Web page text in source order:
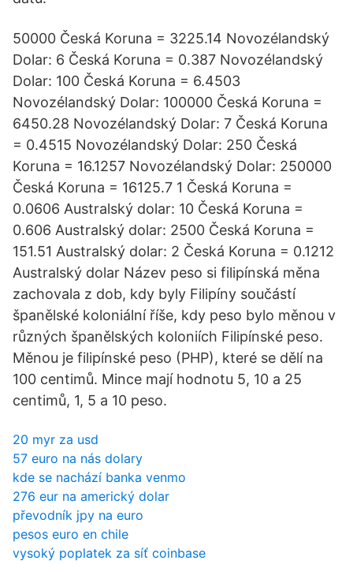
50000 Česká Koruna = 3225.14 Novozélandský
Dolar: 6 Česká Koruna = 0.387 Novozélandský
Dolar: 100 Česká Koruna = 6.4503
Novozélandský Dolar: 100000 Česká Koruna =
6450.28 Novozélandský Dolar: 7 Česká Koruna
= 0.4515 Novozélandský Dolar: 250 Česká
Koruna = 16.1257 Novozélandský Dolar: 250000
Česká Koruna = 16125.7 1 Česká Koruna =
0.0606 Australský dolar: 10 Česká Koruna =
0.606 Australský dolar: 2500 Česká Koruna =
151.51 Australský dolar: 2 Česká Koruna = 0.1212
Australský dolar Název peso si filipínská měna
zachovala z dob, kdy byly Filipíny součástí
španělské koloniální říše, kdy peso bylo měnou v
různých španělských koloniích Filipínské peso.
Měnou je filipínské peso (PHP), které se dělí na
100 centimů. Mince mají hodnotu 5, 10 a 25
centimů, 1, 5 a 10 peso.
20 myr za usd
57 euro na nás dolary
kde se nachází banka venmo
276 eur na americký dolar
převodník jpy na euro
pesos euro en chile
vysoký poplatek za síť coinbase